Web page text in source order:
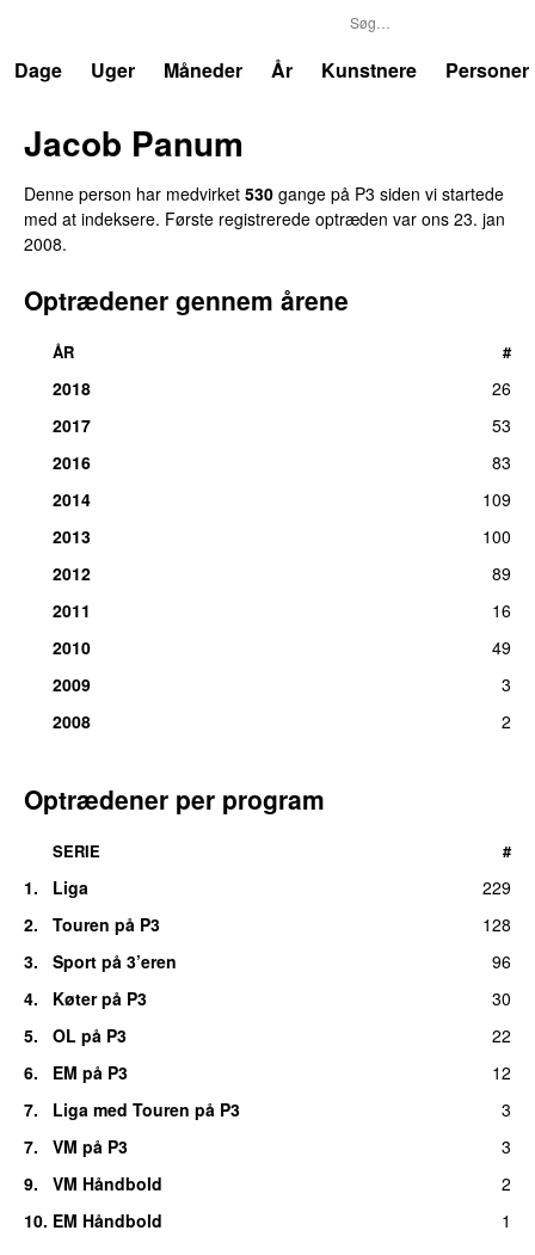
Dage
Uger Måneder År Kunstnere Personer
Jacob Panum
Denne person har medvirket 530 gange på P3 siden vi startede
med at indeksere. Første registrerede optræden var ons 23. jan
2008.
Optrædener gennem årene
ÅR #
2018
26
2017
53
2016
83
2014
109
2013
100
2012
89
2011
16
2010
49
2009
3
2008
2
Optrædener per program
SERIE #
1. Liga
229
2.
Touren på P3
128
3.
Sport på 3’eren
96
4.
Køter på P3
30
5.
OL på P3
22
6.
EM på P3
12
7.
Liga med Touren på P3
3
7.
VM på P3
3
9.
VM Håndbold
2
10. EM Håndbold 1